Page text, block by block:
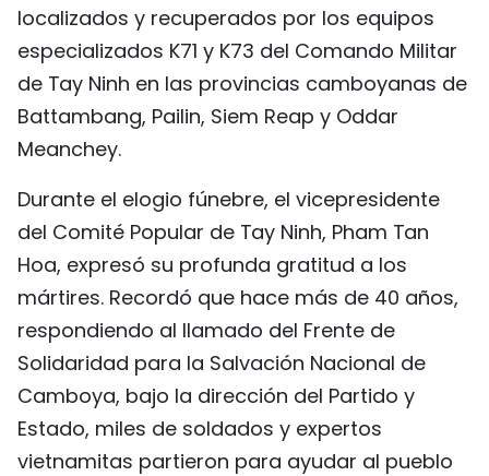
localizados y recuperados por los equipos
especializados K71 y K73 del Comando Militar
de Tay Ninh en las provincias camboyanas de
Battambang, Pailin, Siem Reap y Oddar
Meanchey.
Durante el elogio fúnebre, el vicepresidente
del Comité Popular de Tay Ninh, Pham Tan
Hoa, expresó su profunda gratitud a los
mártires. Recordó que hace más de 40 años,
respondiendo al llamado del Frente de
Solidaridad para la Salvación Nacional de
Camboya, bajo la dirección del Partido y
Estado, miles de soldados y expertos
vietnamitas partieron para ayudar al pueblo